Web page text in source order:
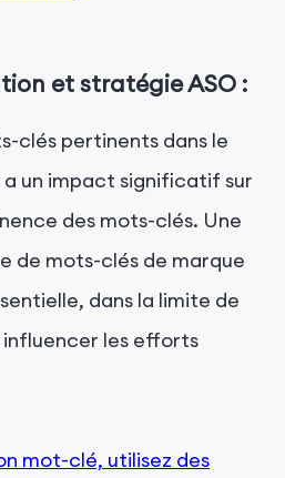
et stratégie ASO :
clés pertinents dans le
un impact significatif sur
des mots-clés. Une
de mots-clés de marque
dans la limite de
les efforts
mot-clé, utilisez des